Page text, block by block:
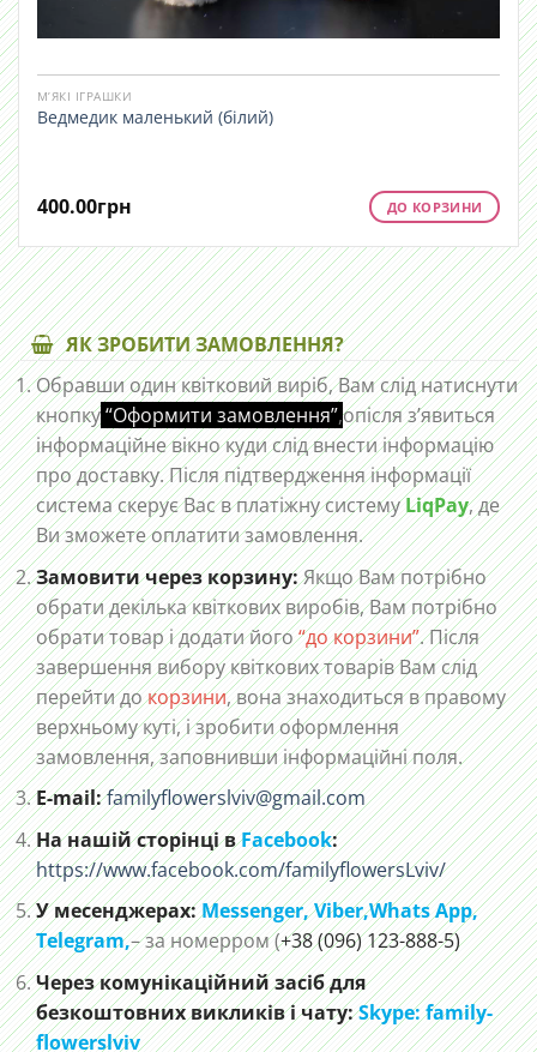
М’ЯКІ ІГРАШКИ
Ведмедик маленький (білий)
400.00грн ДО КОРЗИНИ
ЯК ЗРОБИТИ ЗАМОВЛЕННЯ?
Обравши один квітковий виріб, Вам слід натиснути
кнопку“Оформити замовлення”,опісля з’явиться
інформаційне вікно куди слід внести інформацію
про доставку. Після підтвердження інформації
система скерує Вас в платіжну системуLiqPay, де
Ви зможете оплатити замовлення.
Замовити через корзину:Якщо Вам потрібно
обрати декілька квіткових виробів, Вам потрібно
обрати товар і додати його“до корзини”. Після
завершення вибору квіткових товарів Вам слід
перейти докорзини, вона знаходиться в правому
верхньому куті, і зробити оформлення
замовлення, заповнивши інформаційні поля.
E-mail:familyflowerslviv@gmail.com
На нашій сторінці вFacebook:
https://www.facebook.com/familyflowersLviv/
У месенджерах:Messenger,Viber,Whats App,
Telegram,– за номерром (+38 (096) 123-888-5)
Через комунікаційний засіб для
безкоштовних викликів і чату:Skype: family-
flowerslviv